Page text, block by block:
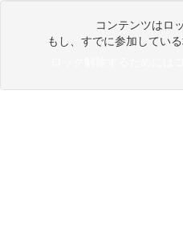
コンテンツはロ
もし、すでに参加してい